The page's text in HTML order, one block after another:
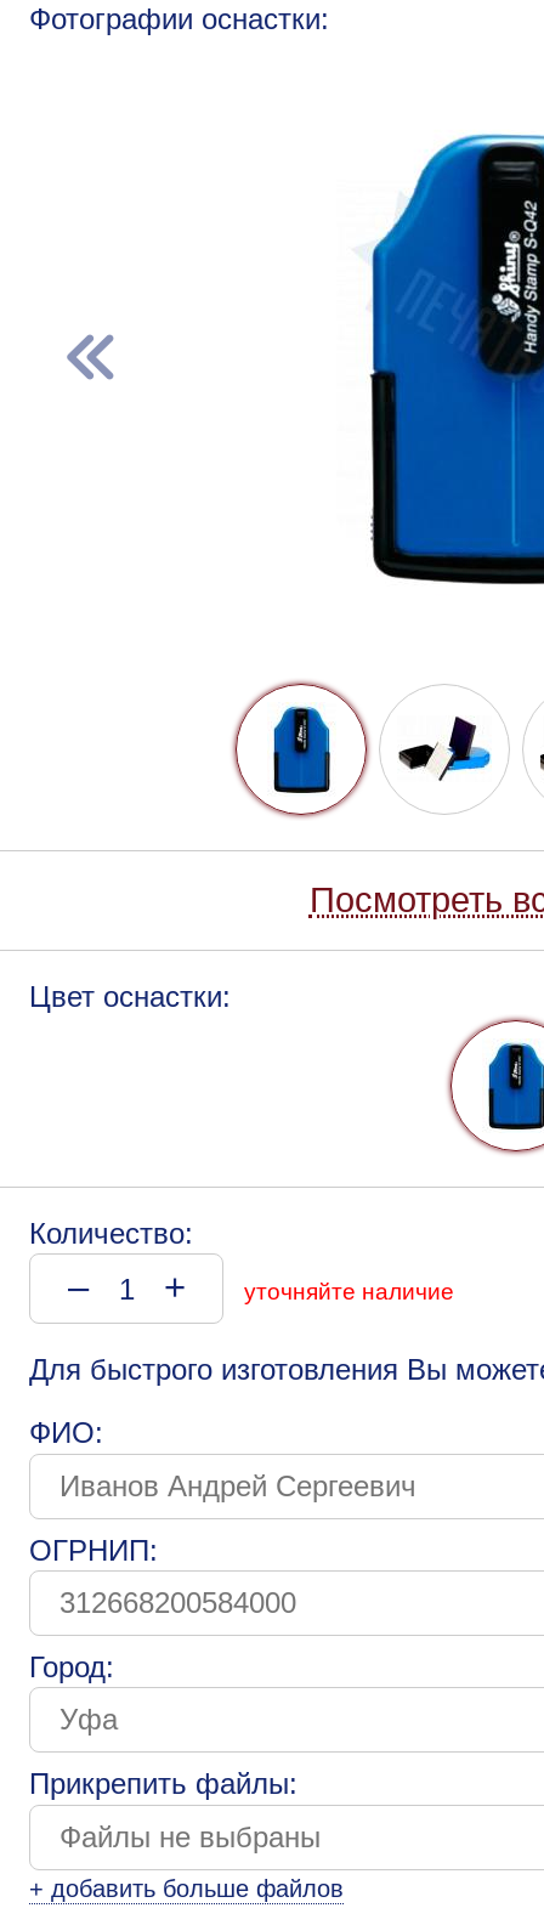
Фотографии оснастки:
Посмотреть
Цвет оснастки:
Количество:
– + уточняйте наличие
Для быстрого изготовления Вы
ФИО:
ОГРНИП:
Город:
Прикрепить файлы:
+ добавить больше файлов